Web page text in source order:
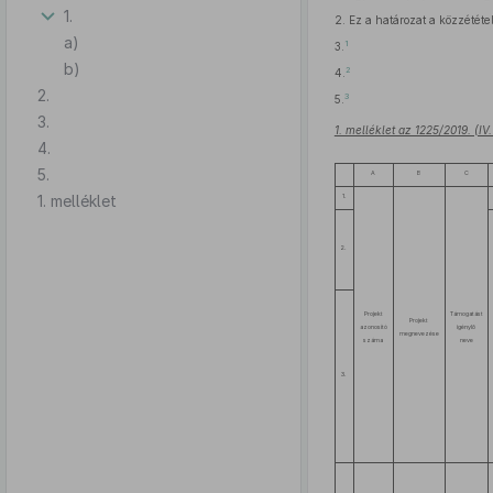
1.
a)
b)
2.
3.
4.
5.
1. melléklet
2.
Ez a határozat a
3. 1
4. 2
5. 3
1. melléklet az 1225/2019.
A B C
1.
Projekt
azonosító
száma
Projekt
megnevezése
Támogatást
igénylő
neve
2.
3.